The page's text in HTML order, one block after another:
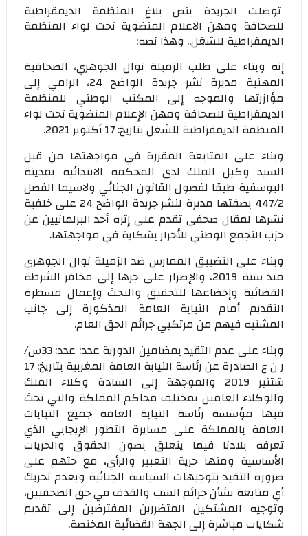
توصلت الجريدة بنص بلاغ المنظمة الديمقراطية
للصحافة ومهن الاعلام المنضوية تحت لواء المنظمة
الديمقراطية للشغل.. وهذا نصه:
إنه وبناء على طلب الزميلة نوال الجوهري، الصحافية
المهنية مديرة نشر جريدة الواضح 24، الرامي إلى
مؤازرتها والموجه إلى المكتب الوطني للمنظمة
الديمقراطية للصحافة ومهن الإعلام المنضوية تحت لواء
المنظمة الديمقراطية للشغل بتاريخ: 17 أكتوبر 2021.
وبناء على المتابعة المقررة في مواجهتها من قبل
السيد وكيل الملك لدى المحكمة الابتدائية بمدينة
اليوسفية طبقا لفصول القانون الجنائي ولاسيما الفصل
447/2 بصفتها مديرة لنشر جريدة الواضح 24 على خلفية
نشرها لمقال صحفي تقدم على إثره أحد البرلمانيين عن
حزب التجمع الوطني للأحرار بشكاية في مواجهتها.
وبناء على التضييق الممارس ضد الزميلة نوال الجوهري
منذ سنة 2019، والإصرار على جرها إلى مخافر الشرطة
القضائية وإخضاعها للتحقيق والبحث وإعمال مسطرة
التقديم أمام النيابة العامة المذكورة إلى جانب
المشتبه فيهم من مرتكبي جرائم الحق العام.
وبناء على عدم التقيد بمضامين الدورية عدد: عدد: 33س/
ر ن ع الصادرة عن رئاسة النيابة العامة المغربية بتاريخ: 17
شتنبر 2019 والموجهة إلى السادة وكلاء الملك
والوكلاء العامين بمختلف محاكم المملكة والتي تحث
فيها مؤسسة رئاسة النيابة العامة جميع النيابات
العامة بالمملكة على مسايرة التطور الإيجابي الذي
تعرفه بلادنا فيما يتعلق بصون الحقوق والحريات
الأساسية ومنها حرية التعبير والرأي، مع حثهم على
ضرورة التقيد بتوجيهات السياسة الجنائية وبعدم تحريك
أي متابعة بشأن جرائم السب والقذف في حق الصحفيين،
وتوجيه المشتكين المتضررين المفترضين إلى تقديم
شكايات مباشرة إلى الجهة القضائية المختصة.